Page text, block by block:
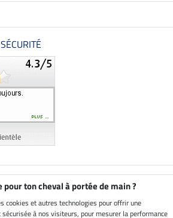
pour ton cheval à portée de main ?
cookies et autres technologies pour offrir une
à nos visiteurs, pour mesurer la performance